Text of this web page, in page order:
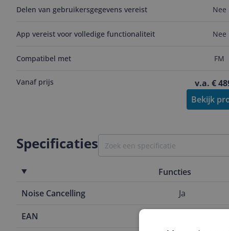
Delen van gebruikersgegevens vereist
App vereist voor volledige functionaliteit
Compatibel met
Vanaf prijs
Nee
Nee
FM
v.a. €
Bekijk
Specificaties
Functies
Noise Cancelling
Ja
EAN